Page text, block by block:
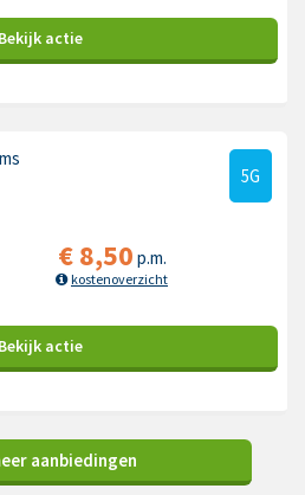
Bekijk actie
5G
€8,50 p.m.
kostenoverzicht
Bekijk actie
aanbiedingen